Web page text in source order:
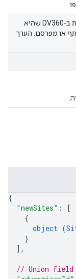
. חובה. מזהה את הישות ב-DV360 שהיא
או מפרסם. הערך
{
"newSites" :
[
{
object (
}
] ,
// Union field